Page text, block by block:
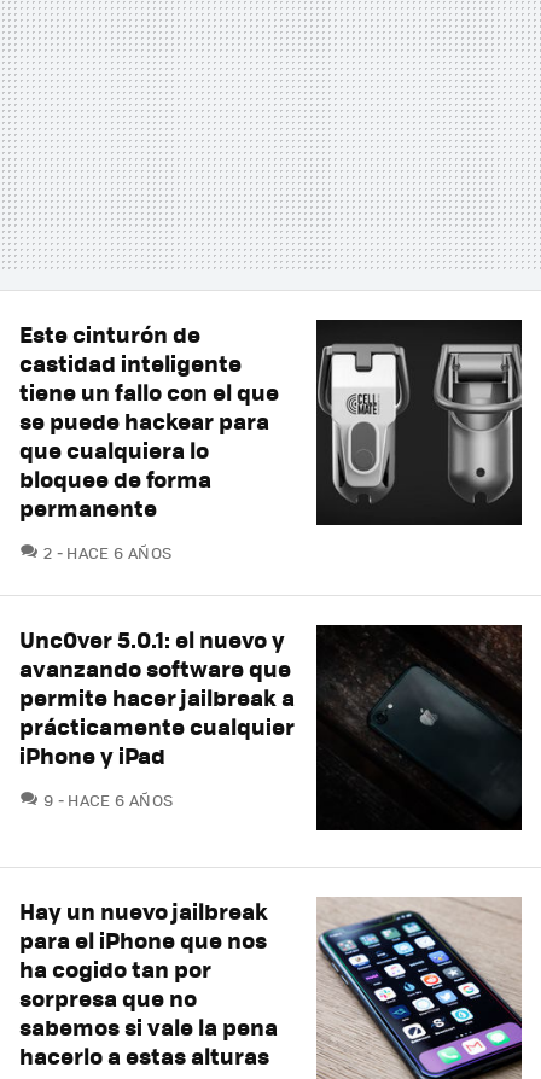
Este cinturón de
castidad inteligente
tiene un fallo con el que
se puede hackear para
que cualquiera lo
bloquee de forma
permanente
2 COMENTARIOS
HACE 6 AÑOS
Unc0ver 5.0.1: el nuevo y
avanzando software que
permite hacer jailbreak a
prácticamente cualquier
iPhone y iPad
9 COMENTARIOS
HACE 6 AÑOS
Hay un nuevo jailbreak
para el iPhone que nos
ha cogido tan por
sorpresa que no
sabemos si vale la pena
hacerlo a estas alturas